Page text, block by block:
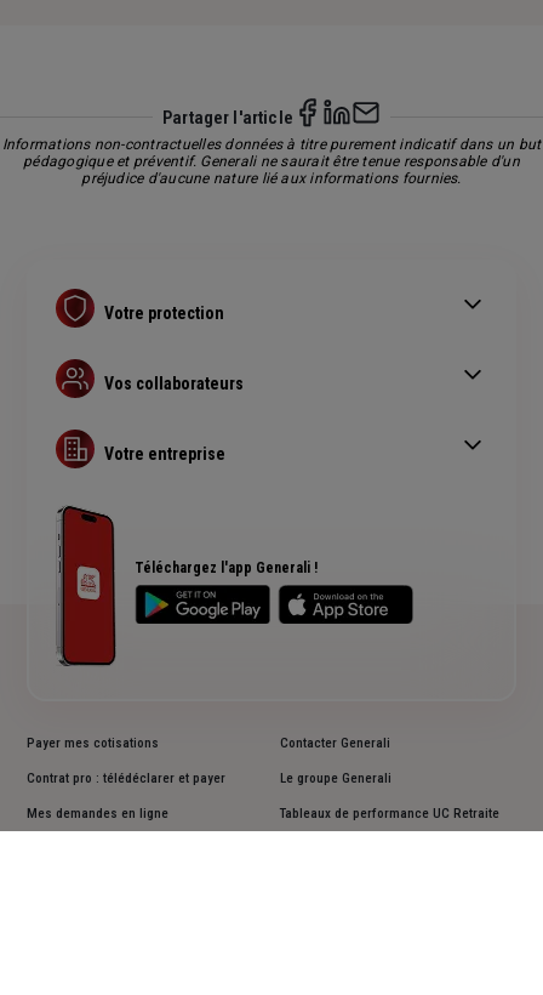
Partager l'article
Informations non-contractuelles données à titre purement indicatif dans un but
pédagogique et préventif. Generali ne saurait être tenue responsable d'un
préjudice d'aucune nature lié aux informations fournies.
Téléchargez l'app Generali !
Votre protection
Assurance prévoyance
Complémentaire santé pro
Assurance copropriété
Vos collaborateurs
Guide Complémentaire santé collective
Votre entreprise
RC Professionnelle
Assurance cyber risques
Assurance créateur d'entreprise
Payer mes cotisations
Contrat pro : télédéclarer et payer
Mes demandes en ligne
Contacter Generali
Le groupe Generali
Tableaux de performance UC Retraite